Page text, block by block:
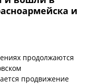
и
продолжаются
продвижение